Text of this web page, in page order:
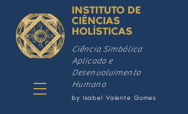
INSTITUTO DE
CIÊNCIAS
HOLÍSTICAS
by Isabel Valente Gomes
Ciência Simbólica
Aplicada e
Desenvolvimento
Humano